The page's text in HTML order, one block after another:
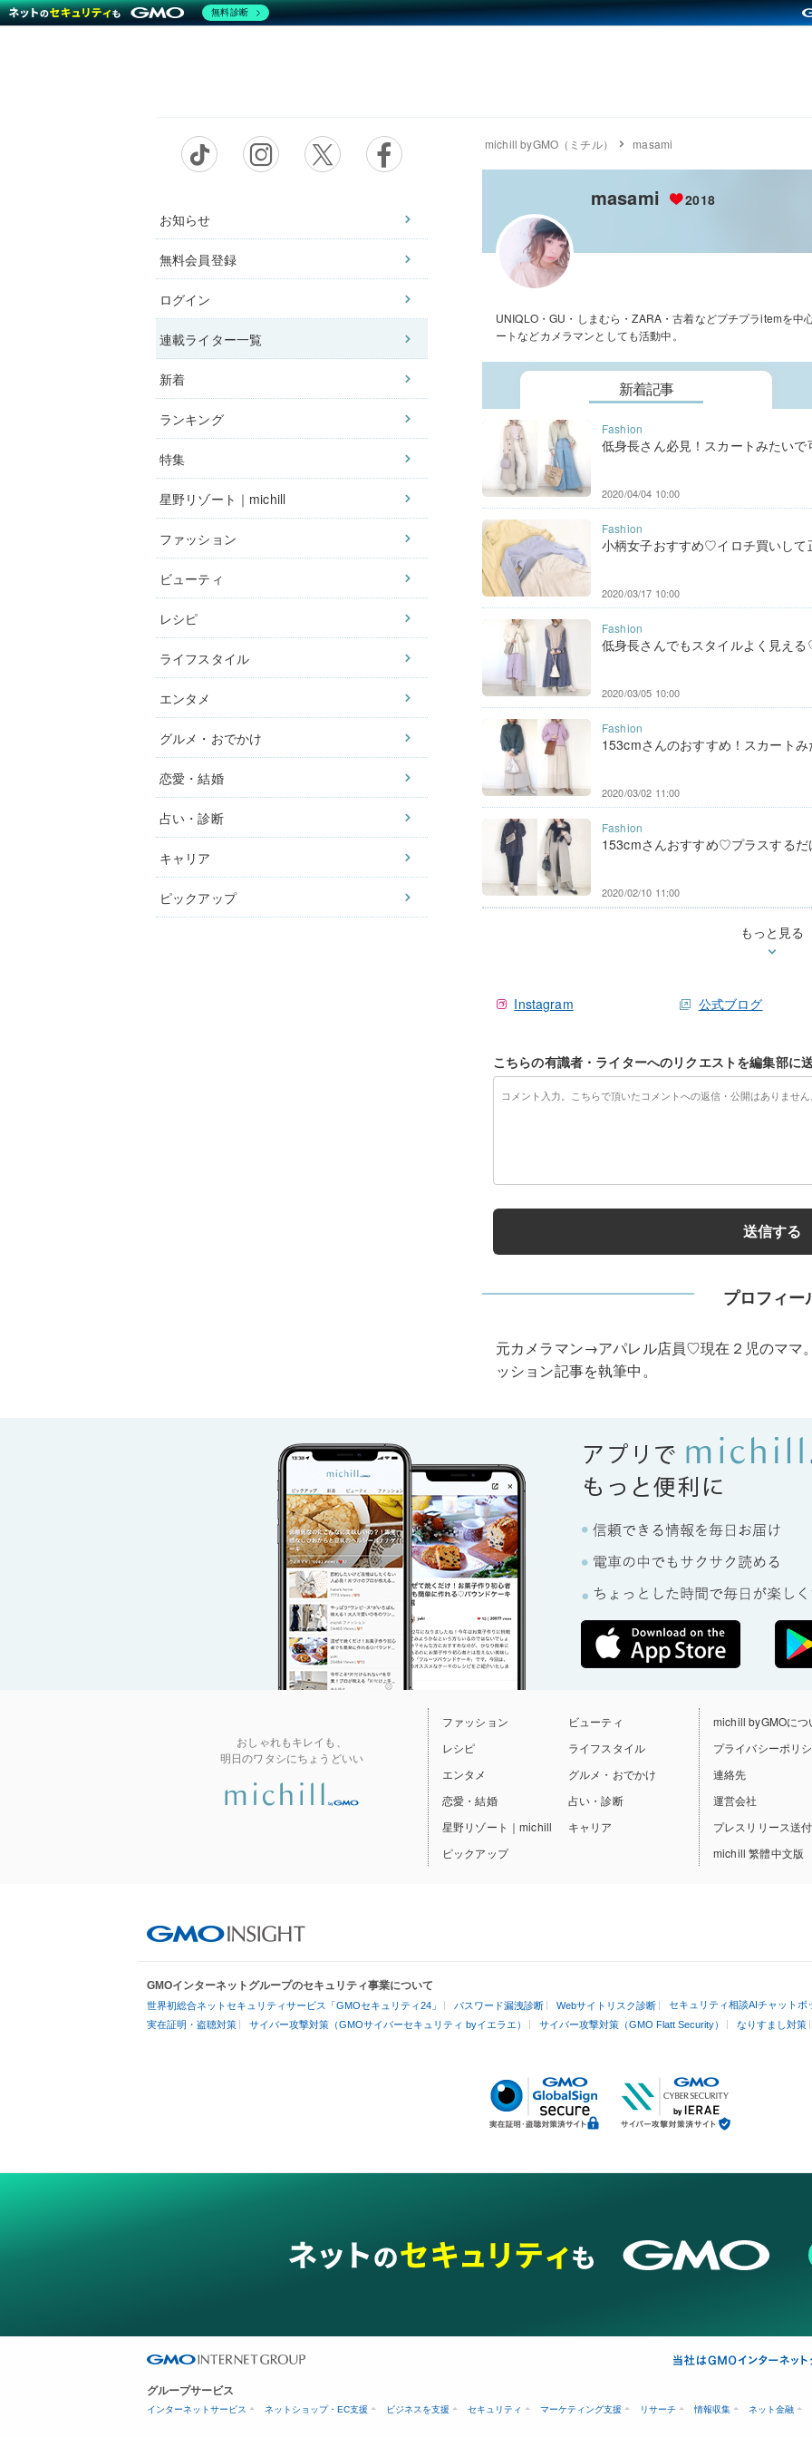
お知らせ
無料会員登録
ログイン
連載ライター一覧
新着
ランキング
特集
星野リゾート｜michill
ファッション
ビューティ
レシピ
ライフスタイル
エンタメ
グルメ・おでかけ
恋愛・結婚
占い・診断
キャリア
ピックアップ
michill byGMO（ミチル） masami
masami 2018
UNIQLO・GU・しまむら・ZARA・古着などプチプラitemを
ートなどカメラマンとしても活動中。
新着記事
低身長さん必見！スカートみたい
2020/04/04 10:00
小柄女子おすすめ♡イロチ買いして
2020/03/17 10:00
低身長さんでもスタイルよく見え
2020/03/05 10:00
153cmさんのおすすめ！スカート
2020/03/02 11:00
153cmさんおすすめ♡プラスするだ
2020/02/10 11:00
もっと見る
Instagram 公式ブログ
こちらの有識者・ライターへのリクエストを編集部に
プロフィー
元カメラマン→アパレル店員♡現在２児のママ
ッション記事を執筆中。
おしゃれもキレイも、
明日のワタシにちょうどいい
ファッション
ビューティ
レシピ
ライフスタイル
エンタメ
グルメ・おでかけ
恋愛・結婚
占い・診断
星野リゾート｜michill
キャリア
ピックアップ
michill byGMOにつ
プライバシーポリ
連絡先
運営会社
プレスリリース送
michill 繁體中文版
GMOインターネットグループのセキュリティ事業について
世界初総合ネットセキュリティサービス「GMOセキュリティ24」 パスワード漏洩診断 Webサイトリスク診断
セキュリティ相談AIチャットボ
実在証明・盗聴対策
サイバー攻撃対策（GMOサイバーセキュリティ byイエラエ） サイバー攻撃対策（GMO Flatt Security） なりすまし対策
グループサービス
インターネットサービス ネットショップ・EC支援 ビジネスを支援 セキュリティ マーケティング支援 リサーチ 情報収集 ネット金融
無料診断